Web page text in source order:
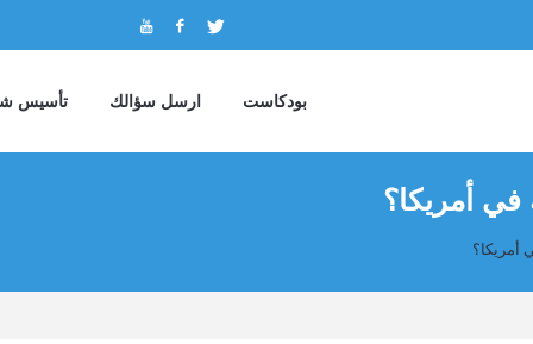
بودكاست ارسل سؤالك تأسيس
في أمريكا؟
أمريكا؟